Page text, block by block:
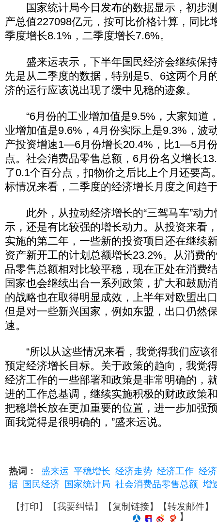
国家统计局今日发布的数据显示，初步
产总值227098亿元，按可比价格计算，同比
季度增长8.1%，二季度增长7.6%。
盛来运表示，下半年国民经济会继续保
先是从二季度的数据，特别是5、6这两个月
济的运行应该说出现了缓中见稳的迹象。
“6月份的工业增加值是9.5%，大家知道
业增加值是9.6%，4月份实际上是9.3%，波
产投资增速1—6月份增长20.4%，比1—5月
点。社会消费品零售总额，6月份名义增长
了0.1个百分点，扣物价之后比上个月还要高
标情况来看，二季度的经济增长月度之间趋
此外，从拉动经济增长的“三驾马车”动力
示，还是有比较强的增长动力。从投资来看
实施的第二年，一些新的投资项目还在继续
资产新开工的计划总额增长23.2%。从消费
品零售总额相对比较平稳，现在正处在消费
国家也会继续出台一系列政策，扩大和鼓励
的战略也在取得明显成效，上半年对欧盟出
但是对一些新兴国家，例如东盟，出口仍然
速。
“所以从这些情况来看，我觉得我们应该
预定经济增长目标。关于政策的趋向，我觉
经济工作的一些部署和政策是非常明确的，
进的工作总基调，继续实施积极的财政政策
把稳增长放在更加重要的位置，进一步加强
面我觉得是很明确的，”盛来运说。
热词： 盛来运 平稳增长 经济走势 经济工作 经
据
国民经济 国家统计局 社会消费品零售总额 增
【打印】【我要纠错】【复制链接】【转发邮件】
】